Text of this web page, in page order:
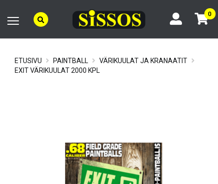
0
ETUSIVU PAINTBALL
VÄRIKUULAT JA KRANAATIT
EXIT VÄRIKUULAT 2000 KPL